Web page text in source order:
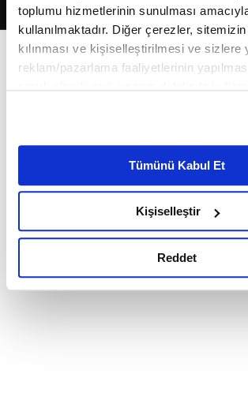
toplumu hizmetlerinin sunulması
kullanılmaktadır. Diğer çerezler,
kılınması ve kişiselleştirilmesi ve sizlere
reklam/pazarlama faaliyetlerinin
belirleyebilirsiniz. Çerezlere ilişkin
Ayarlar butonuna tıklayabilir,Çerez
Metnimizi ziyaret edebilirsiniz.
6698 sayılı Kişisel Verilerin Korunması
okumak ve sitemizi ziyaretiniz
gerçekleştirilen veri işleme faaliyetleri ile
detaylı bilgi almak için lütfentıklayınız.
Tümünü Kabul Et
Kişiselleştir
Reddet